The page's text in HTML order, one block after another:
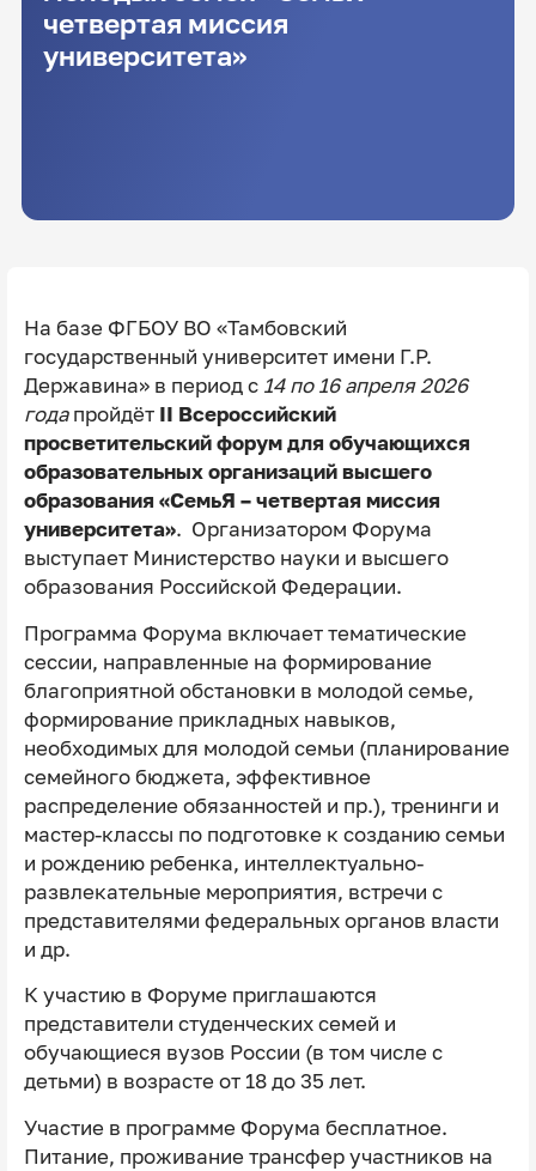
четвертая миссия
университета»
На базе ФГБОУ ВО «Тамбовский
государственный университет имени Г.Р.
Державина» в период с 14 по 16 апреля 2026
годапройдёт II Всероссийский
просветительский форум для обучающихся
образовательных организаций высшего
образования «СемьЯ – четвертая миссия
университета». Организатором Форума
выступает Министерство науки и высшего
образования Российской Федерации.
Программа Форума включает тематические
сессии, направленные на формирование
благоприятной обстановки в молодой семье,
формирование прикладных навыков,
необходимых для молодой семьи (планирование
семейного бюджета, эффективное
распределение обязанностей и пр.), тренинги и
мастер-классы по подготовке к созданию семьи
и рождению ребенка, интеллектуально-
развлекательные мероприятия, встречи с
представителями федеральных органов власти
и др.
К участию в Форуме приглашаются
представители студенческих семей и
обучающиеся вузов России (в том числе с
детьми) в возрасте от 18 до 35 лет.
Участие в программе Форума бесплатное.
Питание, проживание трансфер участников на